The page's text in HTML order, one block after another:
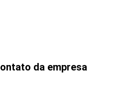
da empresa